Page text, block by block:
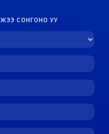
СОНГОНО УУ